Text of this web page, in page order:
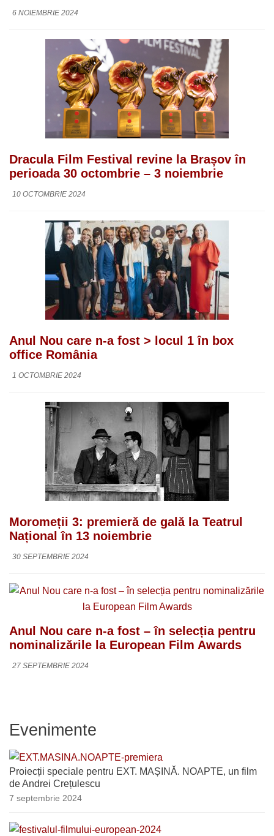
6 NOIEMBRIE 2024
Dracula Film Festival revine la Brașov în
perioada 30 octombrie – 3 noiembrie
10 OCTOMBRIE 2024
Anul Nou care n-a fost > locul 1 în box
office România
1 OCTOMBRIE 2024
Moromeții 3: premieră de gală la Teatrul
Național în 13 noiembrie
30 SEPTEMBRIE 2024
Anul Nou care n-a fost – în selecția pentru
nominalizările la European Film Awards
27 SEPTEMBRIE 2024
Evenimente
Proiecții speciale pentru EXT. MAȘINĂ. NOAPTE, un film
de Andrei Crețulescu
7 septembrie 2024